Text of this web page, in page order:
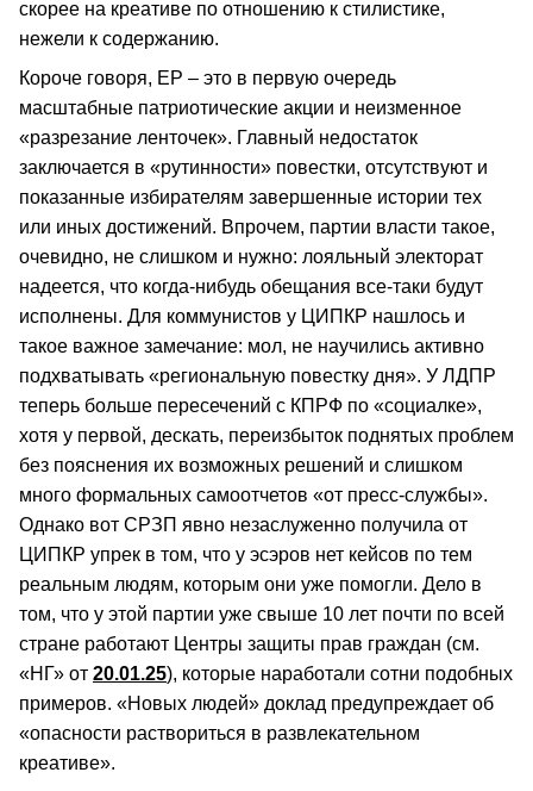
скорее на креативе по отношению к стилистике,
нежели к содержанию.
Короче говоря, ЕР – это в первую очередь
масштабные патриотические акции и неизменное
«разрезание ленточек». Главный недостаток
заключается в «рутинности» повестки, отсутствуют и
показанные избирателям завершенные истории тех
или иных достижений. Впрочем, партии власти такое,
очевидно, не слишком и нужно: лояльный электорат
надеется, что когда-нибудь обещания все-таки будут
исполнены. Для коммунистов у ЦИПКР нашлось и
такое важное замечание: мол, не научились активно
подхватывать «региональную повестку дня». У ЛДПР
теперь больше пересечений с КПРФ по «социалке»,
хотя у первой, дескать, переизбыток поднятых проблем
без пояснения их возможных решений и слишком
много формальных самоотчетов «от пресс-службы».
Однако вот СРЗП явно незаслуженно получила от
ЦИПКР упрек в том, что у эсэров нет кейсов по тем
реальным людям, которым они уже помогли. Дело в
том, что у этой партии уже свыше 10 лет почти по всей
стране работают Центры защиты прав граждан (см.
«НГ» от 20.01.25), которые наработали сотни подобных
примеров. «Новых людей» доклад предупреждает об
«опасности раствориться в развлекательном
креативе».